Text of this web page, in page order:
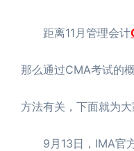
距离11月管理会计
那么通过CMA考试的
方法有关，下面就为
9月13日，IMA官方